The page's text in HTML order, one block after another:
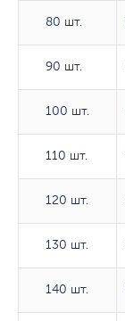
80 шт.
90 шт.
100 шт.
110 шт.
120 шт.
130 шт.
140 шт.
80 шт.
90 шт.
100 шт.
110 шт.
120 шт.
130 шт.
140 шт.